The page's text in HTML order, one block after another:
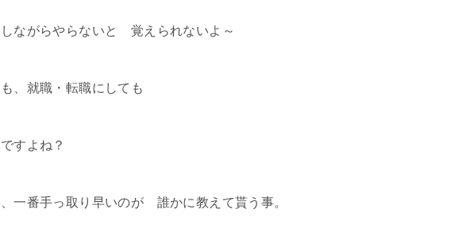
ながらやらないと 覚えられないよ～
、就職・転職にしても
すよね？
一番手っ取り早いのが 誰かに教えて貰う事。